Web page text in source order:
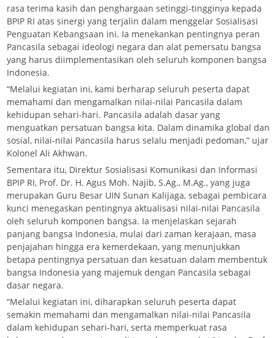
rasa terima kasih dan penghargaan setinggi-tingginya kepada
BPIP RI atas sinergi yang terjalin dalam menggelar Sosialisasi
Penguatan Kebangsaan ini. Ia menekankan pentingnya peran
Pancasila sebagai ideologi negara dan alat pemersatu bangsa
yang harus diimplementasikan oleh seluruh komponen bangsa
Indonesia.
“Melalui kegiatan ini, kami berharap seluruh peserta dapat
memahami dan mengamalkan nilai-nilai Pancasila dalam
kehidupan sehari-hari. Pancasila adalah dasar yang
menguatkan persatuan bangsa kita. Dalam dinamika global dan
sosial, nilai-nilai Pancasila harus selalu menjadi pedoman,” ujar
Kolonel Ali Akhwan.
Sementara itu, Direktur Sosialisasi Komunikasi dan Informasi
BPIP RI, Prof. Dr. H. Agus Moh. Najib, S.Ag., M.Ag., yang juga
merupakan Guru Besar UIN Sunan Kalijaga, sebagai pembicara
kunci menegaskan pentingnya aktualisasi nilai-nilai Pancasila
oleh seluruh komponen bangsa. Ia menjelaskan sejarah
panjang bangsa Indonesia, mulai dari zaman kerajaan, masa
penjajahan hingga era kemerdekaan, yang menunjukkan
betapa pentingnya persatuan dan kesatuan dalam membentuk
bangsa Indonesia yang majemuk dengan Pancasila sebagai
dasar negara.
“Melalui kegiatan ini, diharapkan seluruh peserta dapat
semakin memahami dan mengamalkan nilai-nilai Pancasila
dalam kehidupan sehari-hari, serta memperkuat rasa